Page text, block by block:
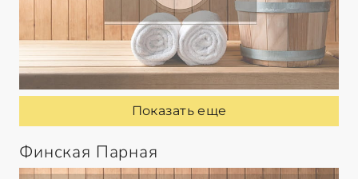
Показать еще
Финская Парная